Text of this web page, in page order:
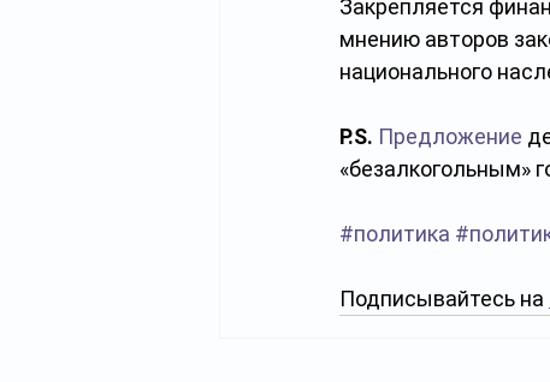
Закрепляется
мнению авторов
национального
P.S. Предложение
«безалкогольным»
#политика
Подписывайтесь на